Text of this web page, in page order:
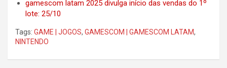
gamescom latam 2025 divulga início das vendas do 1º
lote: 25/10
Tags: GAME | JOGOS, GAMESCOM | GAMESCOM LATAM,
NINTENDO